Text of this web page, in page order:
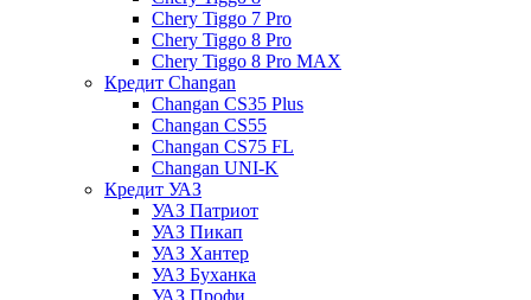
Chery Tiggo 7 Pro
Chery Tiggo 8 Pro
Chery Tiggo 8 Pro MAX
Кредит Changan
Changan CS35 Plus
Changan CS55
Changan CS75 FL
Changan UNI-K
Кредит УАЗ
УАЗ Патриот
УАЗ Пикап
УАЗ Хантер
УАЗ Буханка